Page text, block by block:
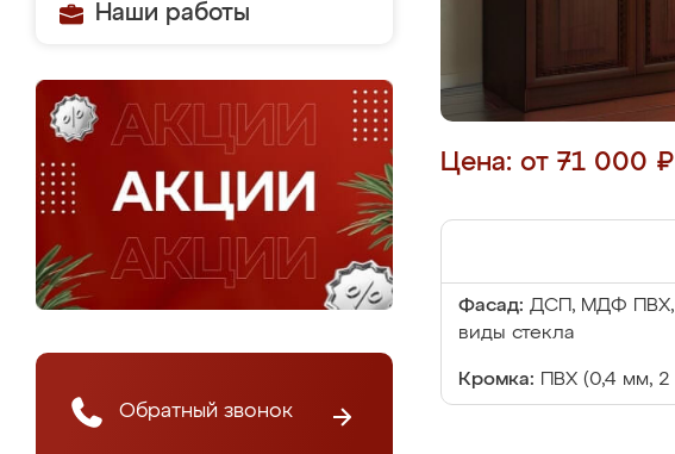
Наши работы
Обратный звонок
Цена: от 71 000 ₽
Фасад: ДСП, МДФ ПВХ,
виды стекла
Кромка: ПВХ (0,4 мм,